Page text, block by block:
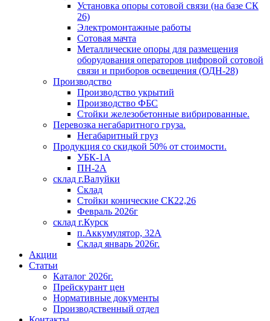
Установка опоры сотовой связи (на базе СК
26)
Электромонтажные работы
Сотовая мачта
Металлические опоры для размещения
оборудования операторов цифровой сотовой
связи и приборов освещения (ОДН-28)
Производство
Производство укрытий
Производство ФБС
Стойки железобетонные вибрированные.
Перевозка негабаритного груза.
Негабаритный груз
Продукция со скидкой 50% от стоимости.
УБК-1А
ПН-2А
склад г.Валуйки
Склад
Стойки конические СК22,26
Февраль 2026г
склад г.Курск
п.Аккумулятор, 32А
Склад январь 2026г.
Акции
Статьи
Каталог 2026г.
Прейскурант цен
Нормативные документы
Производственный отдел